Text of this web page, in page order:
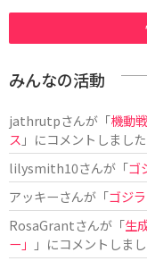
みんなの活動
jathrutpさんが「機動
ス 」にコメントしました
lilysmith10さんが「ゴ
アッキーさんが「ゴジ
RosaGrantさんが「生
ー」
」にコメントしま